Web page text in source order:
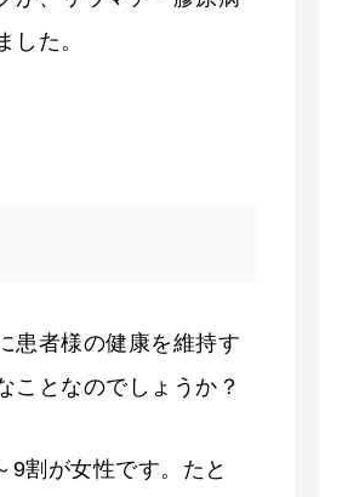
した。
者様の健康を維持す
ことなのでしょうか？
9割が女性です。たと